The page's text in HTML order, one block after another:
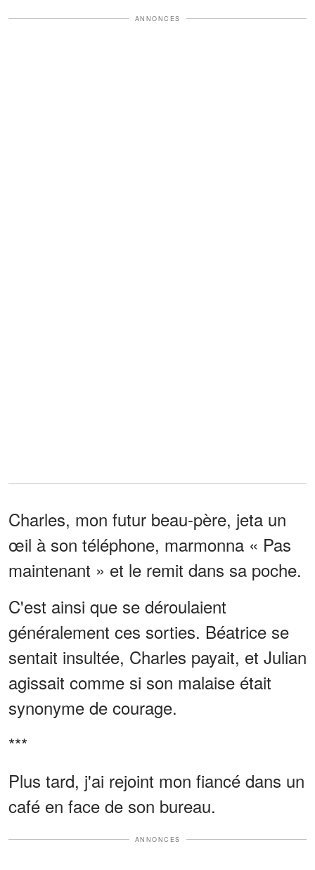
ANNONCES
Charles, mon futur beau-père, jeta un
œil à son téléphone, marmonna « Pas
maintenant » et le remit dans sa poche.
C'est ainsi que se déroulaient
généralement ces sorties. Béatrice se
sentait insultée, Charles payait, et Julian
agissait comme si son malaise était
synonyme de courage.
***
Plus tard, j'ai rejoint mon fiancé dans un
café en face de son bureau.
ANNONCES